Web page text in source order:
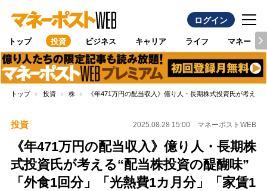
ログイン
トップ 投資 ビジネス キャリア ライフ マネー
トップ 投資 株 《年471万円の配当収入》億り人・長期株式投資氏が考え
投資 2025.08.28 15:00 マネーポストWEB
《年471万円の配当収入》億り人・長期株
式投資氏が考える“配当株投資の醍醐味”
「外食1回分」「光熱費1カ月分」「家賃1